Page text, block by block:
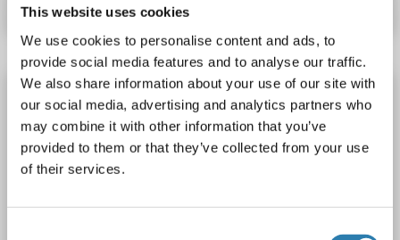
This website uses cookies
We use cookies to personalise content and ads, to
provide social media features and to analyse our traffic.
We also share information about your use of our site with
our social media, advertising and analytics partners who
may combine it with other information that you’ve
provided to them or that they’ve collected from your use
of their services.
Intestinal Alkaline Phosphatase Kit ELISA
QuickTest ALPI Reactivité: Humain
Colorimetric
Sandwich ELISA
1.563 ng/mL - 100 ng/mL